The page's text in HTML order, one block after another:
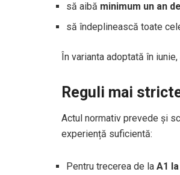
să aibă minimum un an
să îndeplinească toate
În varianta adoptată în
Reguli mai
Actul normativ prevede și
experiență suficientă:
Pentru trecerea de la A1